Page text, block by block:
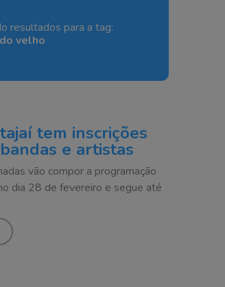
resultados para a tag:
velho
tem inscrições
e artistas
vão compor a programação
dia 28 de fevereiro e segue até